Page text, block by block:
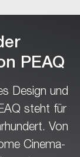
PEAQ
Design und
steht für
Von
Cinema-